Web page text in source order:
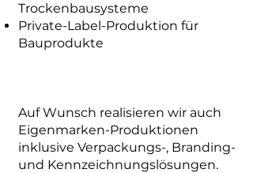
Trockenbausysteme
Private-Label-Produktion für
Bauprodukte
Auf Wunsch realisieren wir auch
Eigenmarken-Produktionen
inklusive Verpackungs-, Branding-
und Kennzeichnungslösungen.